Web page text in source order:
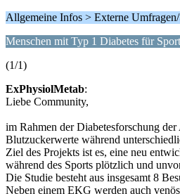
Allgemeine Infos > Externe
Menschen mit Typ 1 Diabetes für
(1/1)
ExPhysiolMetab:
Liebe Community,
im Rahmen der Diabetesforschung
Blutzuckerwerte während
Ziel des Projekts ist es, eine neu
während des Sports plötzlich und
Die Studie besteht aus insgesamt 8
Neben einem EKG werden auch